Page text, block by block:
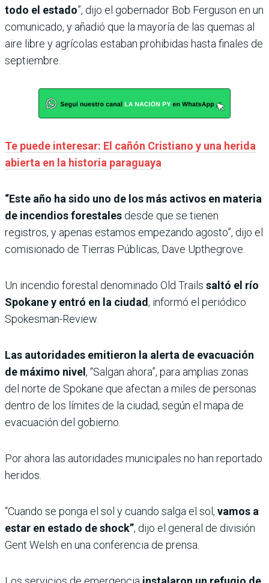
todo el estado”, dijo el gobernador Bob Ferguson en un
comunicado, y añadió que la mayoría de las quemas al
aire libre y agrícolas estaban prohibidas hasta finales de
septiembre.
Te puede interesar: El cañón Cristiano y una herida
abierta en la historia paraguaya
“Este año ha sido uno de los más activos en materia
de incendios forestales desde que se tienen
registros, y apenas estamos empezando agosto”, dijo el
comisionado de Tierras Públicas, Dave Upthegrove.
Un incendio forestal denominado Old Trails saltó el río
Spokane y entró en la ciudad, informó el periódico
Spokesman-Review.
Las autoridades emitieron la alerta de evacuación
de máximo nivel , “Salgan ahora”, para amplias zonas
del norte de Spokane que afectan a miles de personas
dentro de los límites de la ciudad, según el mapa de
evacuación del gobierno.
Por ahora las autoridades municipales no han reportado
heridos.
“Cuando se ponga el sol y cuando salga el sol, vamos a
estar en estado de shock”, dijo el general de división
Gent Welsh en una conferencia de prensa.